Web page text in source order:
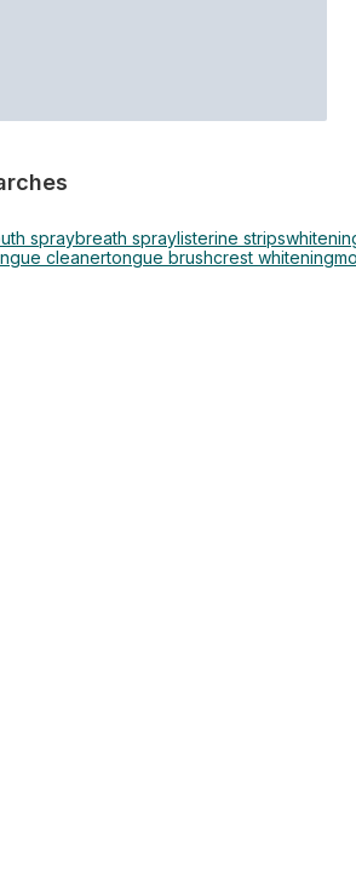
spraybreath spraylisterine strips
cleanertongue brushcrest whitening